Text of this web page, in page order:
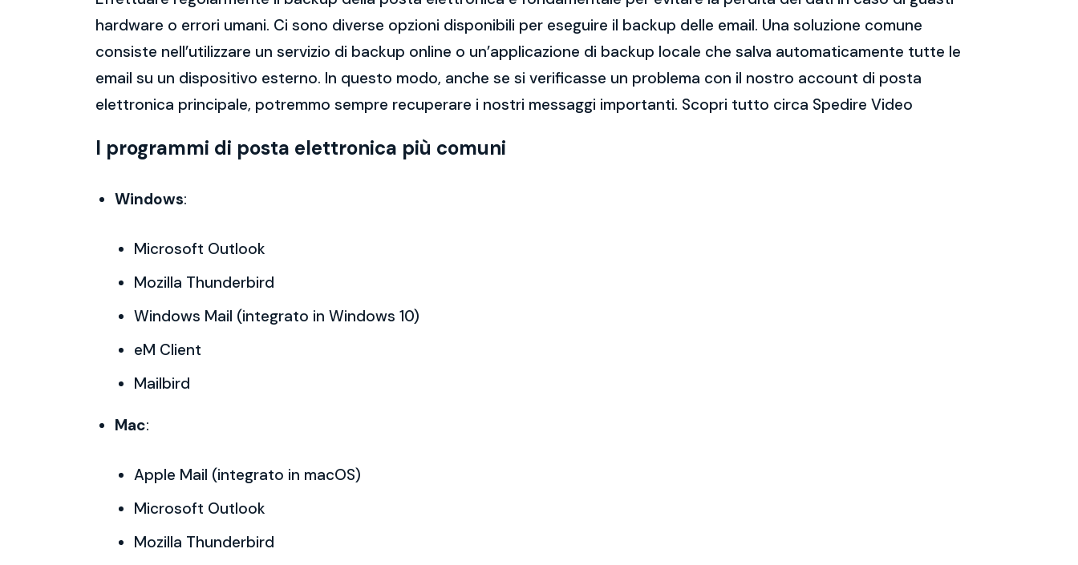
hardware o errori umani. Ci sono diverse opzioni disponibili per eseguire il backup delle email. Una soluzione comune
consiste nell’utilizzare un servizio di backup online o un’applicazione di backup locale che salva automaticamente tutte le
email su un dispositivo esterno. In questo modo, anche se si verificasse un problema con il nostro account di posta
elettronica principale, potremmo sempre recuperare i nostri messaggi importanti. Scopri tutto circa Spedire Video
I programmi di posta elettronica più comuni
Windows:
Microsoft Outlook
Mozilla Thunderbird
Windows Mail (integrato in Windows 10)
eM Client
Mailbird
Mac:
Apple Mail (integrato in macOS)
Microsoft Outlook
Mozilla Thunderbird